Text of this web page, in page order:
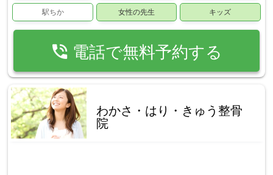
駅ちか 女性の先生 キッズ
phone_in_talk 電話で無料予約する
わかさ・はり・きゅう整骨
院